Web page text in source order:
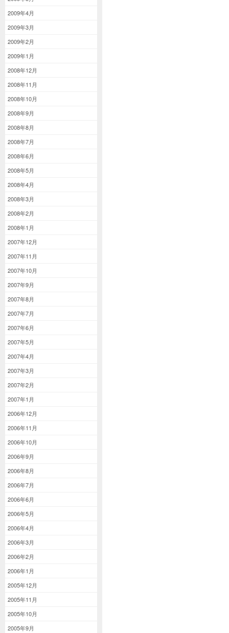
2009年4月
2009年3月
2009年2月
2009年1月
2008年12月
2008年11月
2008年10月
2008年9月
2008年8月
2008年7月
2008年6月
2008年5月
2008年4月
2008年3月
2008年2月
2008年1月
2007年12月
2007年11月
2007年10月
2007年9月
2007年8月
2007年7月
2007年6月
2007年5月
2007年4月
2007年3月
2007年2月
2007年1月
2006年12月
2006年11月
2006年10月
2006年9月
2006年8月
2006年7月
2006年6月
2006年5月
2006年4月
2006年3月
2006年2月
2006年1月
2005年12月
2005年11月
2005年10月
2005年9月